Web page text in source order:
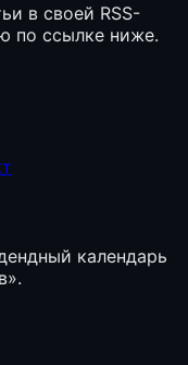
в своей RSS-
по ссылке ниже.
календарь